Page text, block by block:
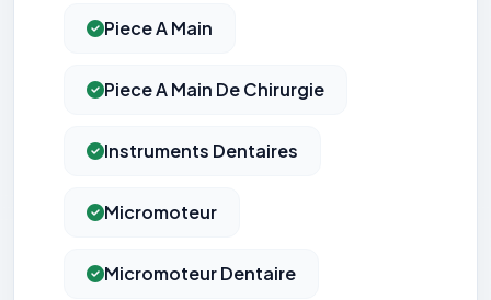
Piece A Main
Piece A Main De Chirurgie
Instruments Dentaires
Micromoteur
Micromoteur Dentaire